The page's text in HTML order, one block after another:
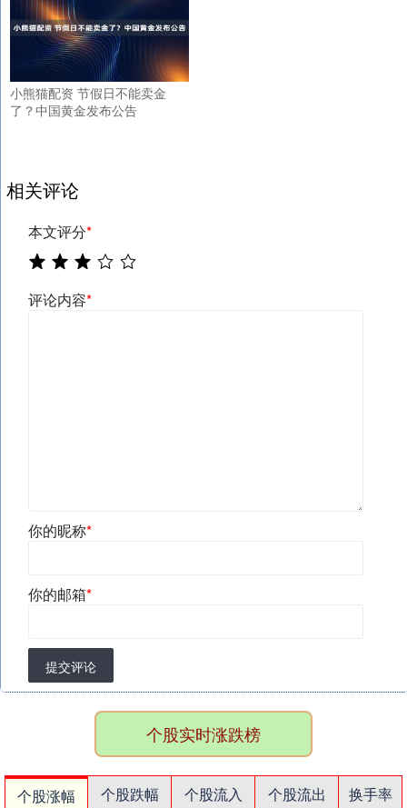
小熊猫配资 节假日不能卖金
了？中国黄金发布公告
相关评论
本文评分*
评论内容*
你的昵称*
你的邮箱*
提交评论
个股实时涨跌榜
个股涨幅 个股跌幅 个股流入 个股流出
换手率